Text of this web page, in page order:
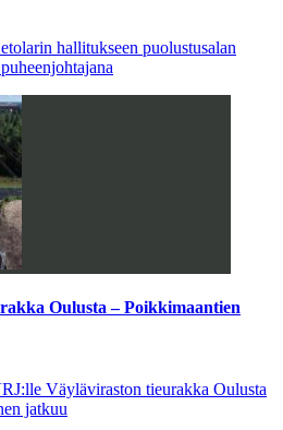
hallitukseen puolustusalan
Oulusta – Poikkimaantien
Väyläviraston tieurakka Oulusta
jatkuu